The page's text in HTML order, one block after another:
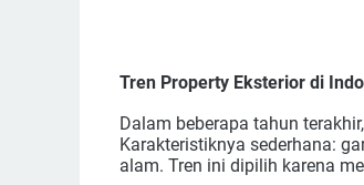
Tren Property Eksterior di
Dalam beberapa tahun
Karakteristiknya sederhana:
alam. Tren ini dipilih karena